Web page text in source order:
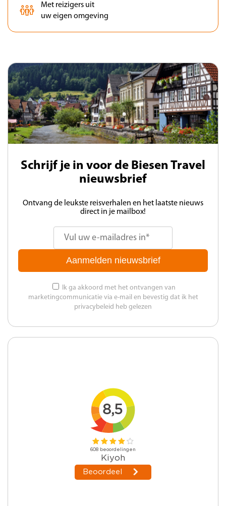
Met reizigers uit
uw eigen omgeving
Schrijf je in voor de Biesen Travel
nieuwsbrief
Ontvang de leukste reisverhalen en het laatste nieuws
direct in je mailbox!
Aanmelden nieuwsbrief
Ik ga akkoord met het ontvangen van
marketingcommunicatie via e-mail en bevestig dat ik het
privacybeleid heb gelezen